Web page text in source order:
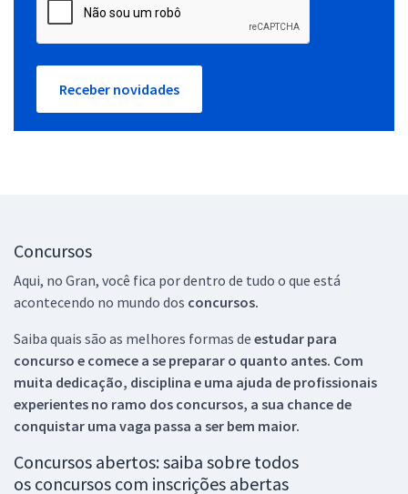
Receber novidades
Concursos
Aqui, no Gran, você fica por dentro de tudo o que está
acontecendo no mundo dos concursos.
Saiba quais são as melhores formas de estudar para
concurso e comece a se preparar o quanto antes. Com
muita dedicação, disciplina e uma ajuda de profissionais
experientes no ramo dos concursos, a sua chance de
conquistar uma vaga passa a ser bem maior.
Concursos abertos: saiba sobre todos
os concursos com inscrições abertas